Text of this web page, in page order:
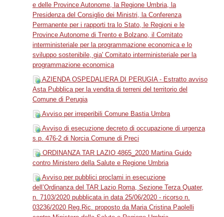
e delle Province Autonome, la Regione Umbria, la
Presidenza del Consiglio dei Ministri, la Conferenza
Permanente per i rapporti tra lo Stato, le Regioni e le
Province Autonome di Trento e Bolzano, il Comitato
interministeriale per la programmazione economica e lo
sviluppo sostenibile, gia' Comitato interministeriale per la
programmazione economica
AZIENDA OSPEDALIERA DI PERUGIA - Estratto avviso
Asta Pubblica per la vendita di terreni del territorio del
Comune di Perugia
Avviso per irreperibili Comune Bastia Umbra
Avviso di esecuzione decreto di occupazione di urgenza
s.p. 476-2 di Norcia Comune di Preci
ORDINANZA TAR LAZIO 4865_2020 Martina Guido
contro Ministero della Salute e Regione Umbria
Avviso per pubblici proclami in esecuzione
dell’Ordinanza del TAR Lazio Roma, Sezione Terza Quater,
n. 7103/2020 pubblicata in data 25/06/2020 - ricorso n.
03236/2020 Reg.Ric. proposto da Maria Cristina Paolelli